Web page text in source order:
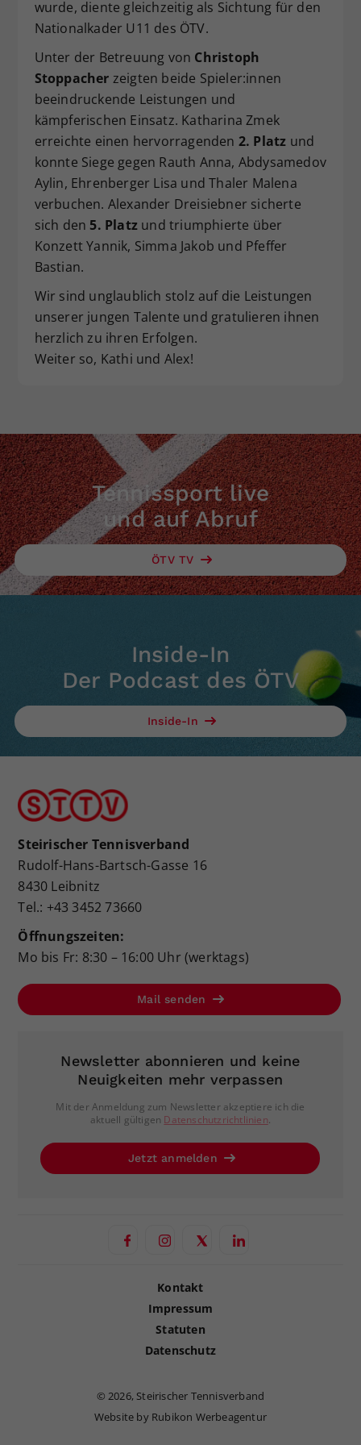
wurde, diente gleichzeitig als Sichtung für den
Nationalkader U11 des ÖTV.
Unter der Betreuung von Christoph
Stoppacher zeigten beide Spieler:innen
beeindruckende Leistungen und
kämpferischen Einsatz. Katharina Zmek
erreichte einen hervorragenden 2. Platz und
konnte Siege gegen Rauth Anna, Abdysamedov
Aylin, Ehrenberger Lisa und Thaler Malena
verbuchen. Alexander Dreisiebner sicherte
sich den 5. Platzund triumphierte über
Konzett Yannik, Simma Jakob und Pfeffer
Bastian.
Wir sind unglaublich stolz auf die Leistungen
unserer jungen Talente und gratulieren ihnen
herzlich zu ihren Erfolgen.
Weiter so, Kathi und Alex!
Tennissport live
und auf Abruf
ÖTV TV
Inside-In
Der Podcast des ÖTV
Inside-In
Steirischer Tennisverband
Rudolf-Hans-Bartsch-Gasse 16
8430 Leibnitz
Tel.: +43 3452 73660
Öffnungszeiten:
Mo bis Fr: 8:30 – 16:00 Uhr (werktags)
Mail senden
Newsletter abonnieren und keine
Neuigkeiten mehr verpassen
Mit der Anmeldung zum Newsletter akzeptiere ich die
aktuell gültigen Datenschutzrichtlinien.
Jetzt anmelden
Kontakt
Impressum
Statuten
Datenschutz
©2026, Steirischer Tennisverband
Website by Rubikon Werbeagentur
Zweck
Dieser Wert speichert Ihre Consent-
Einstellungen. Unter anderem eine
zufällig generierte ID, für die
historische Speicherung Ihrer
vorgenommen Einstellungen, falls der
Webseiten-Betreiber dies eingestellt
hat.